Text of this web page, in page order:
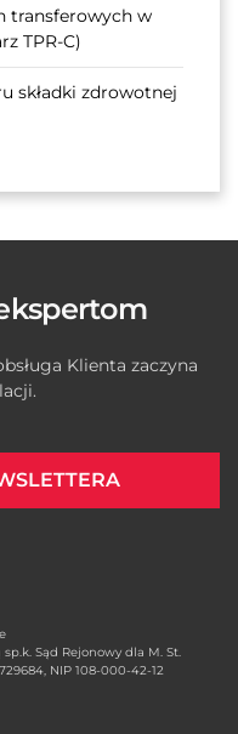
transferowych w
TPR-C)
składki zdrowotnej
Klienta zaczyna
Sąd Rejonowy dla M. St.
NIP 108-000-42-12